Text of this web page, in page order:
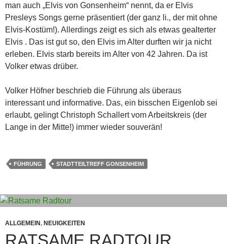
man auch „Elvis von Gonsenheim“ nennt, da er Elvis
Presleys Songs gerne präsentiert (der ganz li., der mit ohne
Elvis-Kostüm!). Allerdings zeigt es sich als etwas gealterter
Elvis . Das ist gut so, den Elvis im Alter durften wir ja nicht
erleben. Elvis starb bereits im Alter von 42 Jahren. Da ist
Volker etwas drüber.
Volker Höfner beschrieb die Führung als überaus
interessant und informative. Das, ein bisschen Eigenlob sei
erlaubt, gelingt Christoph Schallert vom Arbeitskreis (der
Lange in der Mitte!) immer wieder souverän!
FÜHRUNG STADTTEILTREFF GONSENHEIM
ALLGEMEIN, NEUIGKEITEN
RATSAME RADTOUR